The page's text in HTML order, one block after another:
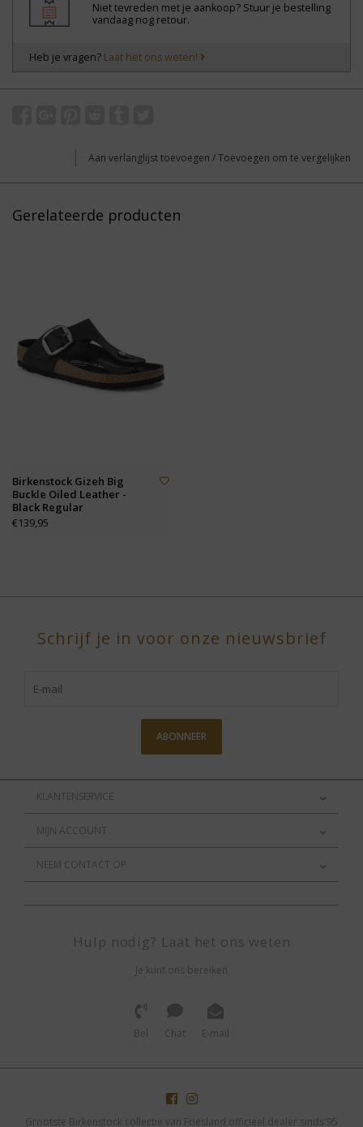
Niet tevreden met je aankoop? Stuur je bestelling
vandaag nog retour.
Heb je vragen? Laat het ons weten!
Aan verlanglijst toevoegen /Toevoegen om te vergelijken
Gerelateerde producten
Birkenstock Gizeh Big
Buckle Oiled Leather -
Black Regular
€139,95
Schrijf je in voor onze nieuwsbrief
ABONNEER
KLANTENSERVICE
MIJN ACCOUNT
NEEM CONTACT OP
Hulp nodig? Laat het ons weten
Je kunt ons bereiken
Bel Chat E-mail
Grootste Birkenstock collectie van Friesland officieel dealer sinds'95